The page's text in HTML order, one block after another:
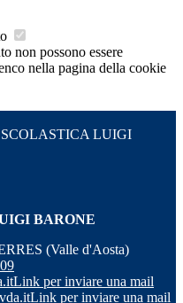
non possono essere
nella pagina della cookie
LUIGI
BARONE
(Valle d'Aosta)
Link per inviare una mail
Link per inviare una mail